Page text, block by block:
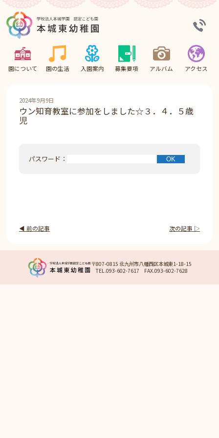
園について 園の生活 入園案内 募集要項 アルバム アクセス
2024年9月9日
ウン知育教室に参加をしました☆３．４．５歳
児
パスワード：
◀︎ 前の記事 次の記事 ▷
〒807-0815 北九州市八幡西区本城東1-18-15
TEL.093-602-7617 FAX.093-602-7628